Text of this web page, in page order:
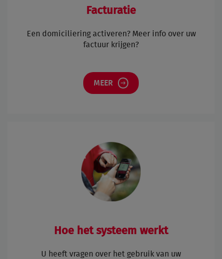
Facturatie
Een domiciliering activeren? Meer info over uw
factuur krijgen?
MEER
Hoe het systeem werkt
U heeft vragen over het gebruik van uw